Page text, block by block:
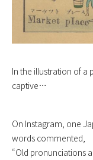
In the illustration of a
captive…
On Instagram, one
words commented,
“Old pronunciations